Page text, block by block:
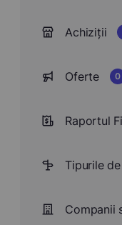
Achiziții
Oferte 0
Raportul
Tipurile
Companii